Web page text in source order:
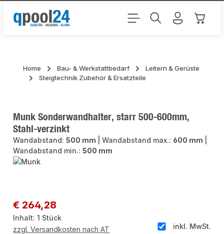
Zum Hauptinhalt springen
Home Bau- & Werkstattbedarf
Leitern & Gerüste
Steigtechnik Zubehör & Ersatzteile
Munk Sonderwandhalter, starr 500-600mm,
Stahl-verzinkt
Wandabstand:500 mm Wandabstand max.: 600 mm
Wandabstand min.:500 mm
Regulärer Preis:
€ 264,28
Inhalt:1 Stück
inkl. MwSt.
zzgl. Versandkosten nach AT